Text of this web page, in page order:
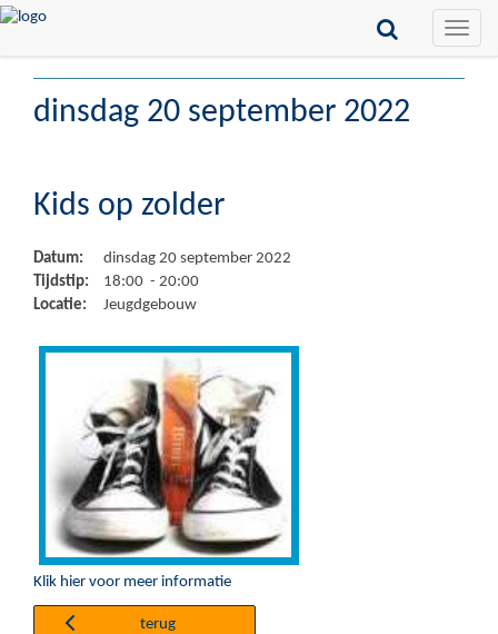
Toggle
dinsdag 20 september 2022
Kids op zolder
Datum:
dinsdag 20 september 2022
Tijdstip:
18:00 - 20:00
Locatie:
Jeugdgebouw
Klik hier voor meer informatie
terug